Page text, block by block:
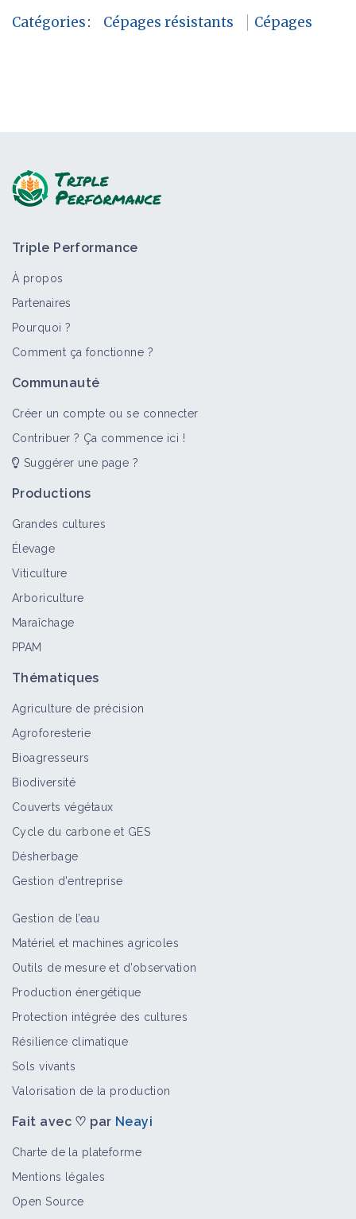
Catégories: Cépages résistants Cépages
Triple Performance
À propos
Partenaires
Pourquoi ?
Comment ça fonctionne ?
Communauté
Créer un compte ou se connecter
Contribuer ? Ça commence ici !
Suggérer une page ?
Productions
Grandes cultures
Élevage
Viticulture
Arboriculture
Maraîchage
PPAM
Thématiques
Agriculture de précision
Agroforesterie
Bioagresseurs
Biodiversité
Couverts végétaux
Cycle du carbone et GES
Désherbage
Gestion d'entreprise
Gestion de l’eau
Matériel et machines agricoles
Outils de mesure et d’observation
Production énergétique
Protection intégrée des cultures
Résilience climatique
Sols vivants
Valorisation de la production
Fait avec ♡ par Neayi
Charte de la plateforme
Mentions légales
Open Source